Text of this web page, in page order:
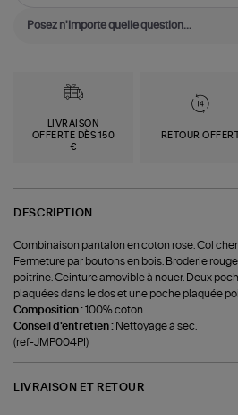
LIVRAISON
OFFERTE DÈS 150
€
RETOUR OFFERT
DESCRIPTION
Combinaison pantalon en coton rose. Col
Fermeture par boutons en bois. Broderie
poitrine. Ceinture amovible à nouer. Deux
plaquées dans le dos et une poche plaquée
Composition :100% coton.
Conseil d'entretien : Nettoyage à sec.
(ref-JMP004PI)
LIVRAISON ET RETOUR